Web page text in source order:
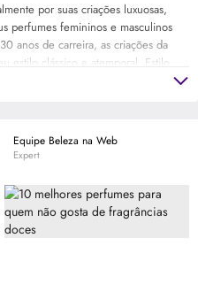
por suas criações luxuosas,
perfumes femininos e masculinos
anos de carreira, as criações da
estilo clássico e atemporal. Estilo
De Jackeline Onassis à
Equipe Beleza na Web
Expert